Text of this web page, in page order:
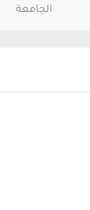
الجامعة